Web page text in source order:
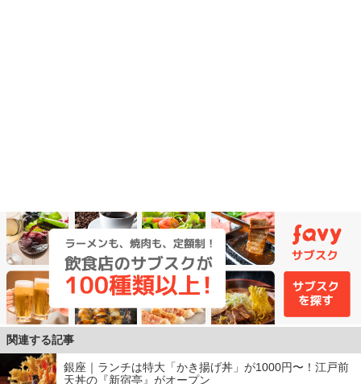
関連する記事
銀座｜ランチは特大「かき揚げ丼」が1000円〜！江戸前
天丼の『新宿亭』がオープン